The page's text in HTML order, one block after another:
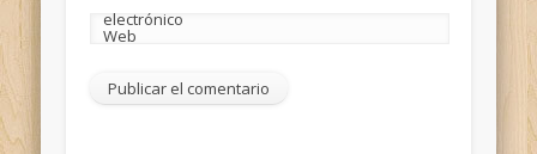
electrónico
Web